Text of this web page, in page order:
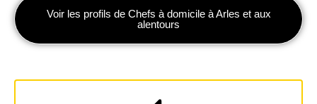
Voir les profils de Chefs à domicile à Arles et aux
alentours